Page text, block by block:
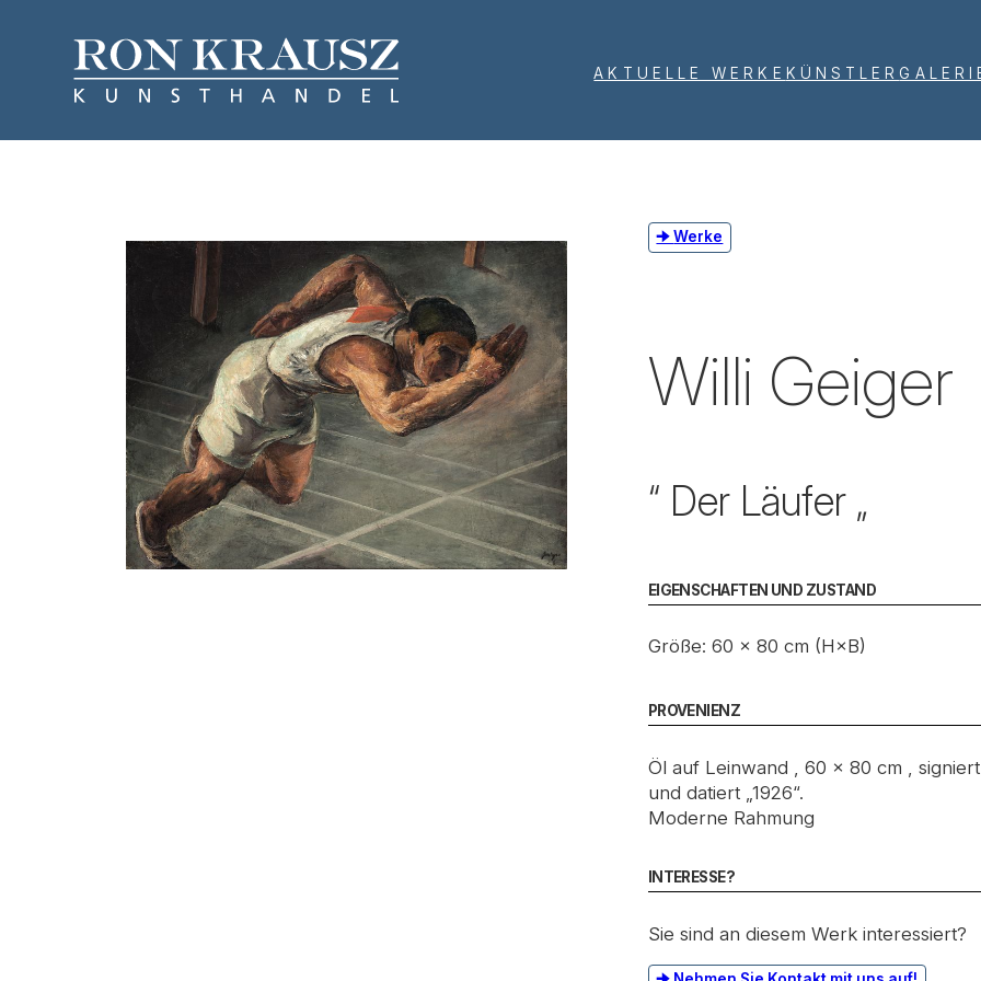
AKTUELLE WERKE KÜNSTLER
Werke
Willi Geiger
“ Der Läufer „
EIGENSCHAFTEN UND ZUSTAND
Größe: 60 × 80 cm (H×B)
PROVENIENZ
Öl auf Leinwand , 60 x 80 cm , signiert
und datiert „1926“.
Moderne Rahmung
INTERESSE?
Sie sind an diesem Werk interessiert?